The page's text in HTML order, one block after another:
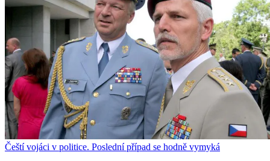
Čeští vojáci v politice. Poslední případ se hodně vymyká